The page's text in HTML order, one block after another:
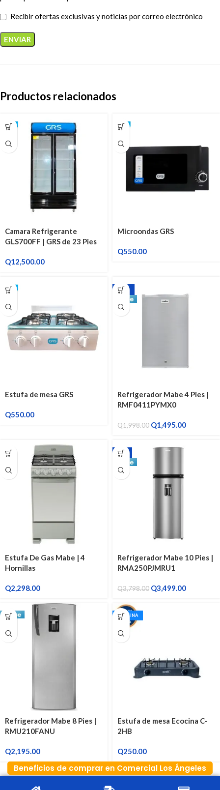
Recibir ofertas exclusivas y noticias por correo electrónico
Productos relacionados
Camara Refrigerante
GLS700FF | GRS de 23 Pies
Q12,500.00
Microondas GRS
Q550.00
Estufa de mesa GRS
Q550.00
-25%
Refrigerador Mabe 4 Pies |
RMF0411PYMX0
Q1,998.00 Q1,495.00
Estufa De Gas Mabe | 4
Hornillas
Q2,298.00
-8%
Refrigerador Mabe 10 Pies |
RMA250PJMRU1
Q3,798.00 Q3,499.00
Refrigerador Mabe 8 Pies |
RMU210FANU
Q2,195.00
ECOCINA
Estufa de mesa Ecocina C-
2HB
Q250.00
Beneficios de comprar en Comercial Los Ángeles